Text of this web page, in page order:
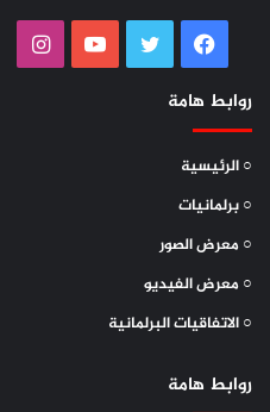
فيسبوك تويتر يوتيوب
روابط هامة
○ الرئيسية
○ برلمانيات
○ معرض الصور
○ معرض الفيديو
○ الاتفاقيات البرلمانية
روابط هامة